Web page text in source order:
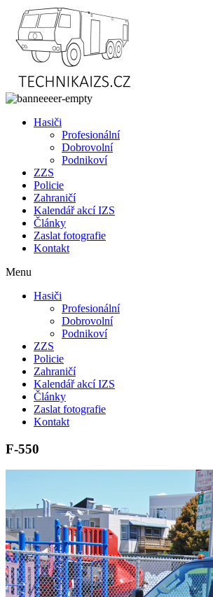
Přejít
obsahu
Hasiči
Profesionální
Dobrovolní
Podnikoví
ZZS
Policie
Zahraničí
Kalendář akcí IZS
Články
Zaslat fotografie
Kontakt
Menu
Hasiči
Profesionální
Dobrovolní
Podnikoví
ZZS
Policie
Zahraničí
Kalendář akcí IZS
Články
Zaslat fotografie
Kontakt
F-550